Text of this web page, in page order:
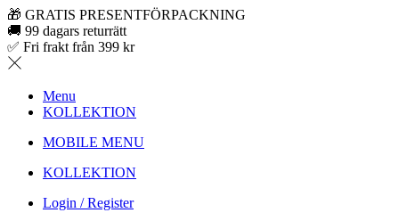
🎁 GRATIS PRESENTFÖRPACKNING
🚚 99 dagars returrätt
✅ Fri frakt från 399 kr
Menu
KOLLEKTION
MOBILE MENU
KOLLEKTION
Login / Register